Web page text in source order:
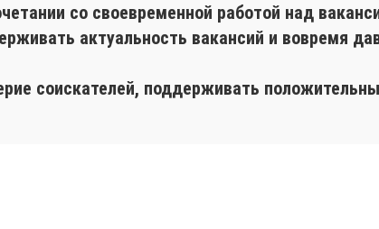
со своевременной работой над
актуальность вакансий и вовремя
соискателей, поддерживать